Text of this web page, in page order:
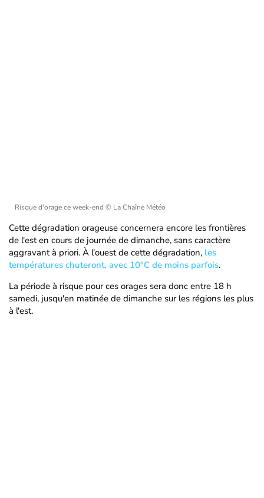
Risque d'orage ce week-end © La Chaîne Météo
Cette dégradation orageuse concernera encore les frontières
de l'est en cours de journée de dimanche, sans caractère
aggravant à priori. À l'ouest de cette dégradation, les
températures chuteront, avec 10°C de moins parfois.
La période à risque pour ces orages sera donc entre 18 h
samedi, jusqu'en matinée de dimanche sur les régions les plus
à l'est.